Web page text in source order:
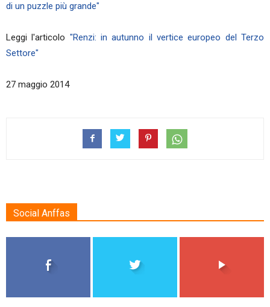
di un puzzle più grande"
Leggi l'articolo "Renzi: in autunno il vertice europeo del Terzo
Settore"
27 maggio 2014
Social Anffas